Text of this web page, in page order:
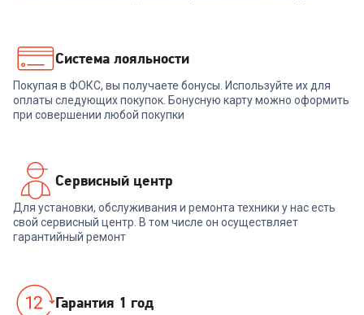
31 679₽
В корзину В корзину
Система лояльности
Покупая в ФОКС, вы получаете бонусы. Используйте их для
оплаты следующих покупок. Бонусную карту можно оформить
при совершении любой покупки
Сервисный центр
Для установки, обслуживания и ремонта техники у нас есть
свой сервисный центр. В том числе он осуществляет
гарантийный ремонт
Гарантия 1 год